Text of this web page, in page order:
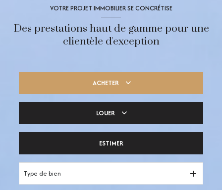
VOTRE PROJET IMMOBILIER SE CONCRÉTISE
Des prestations haut de gamme pour une
clientèle d'exception
ACHETER
LOUER
ESTIMER
Type de bien